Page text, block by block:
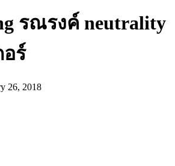
รณรงค์ neutrality
อร์
26, 2018